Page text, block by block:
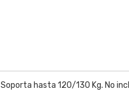
hasta 120/130 Kg. No